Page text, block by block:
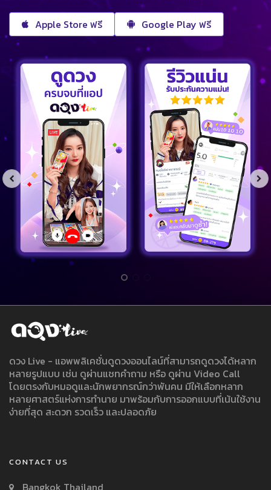
Apple Store ฟรี Google Play ฟรี
ดวง Live - แอพพลิเคชั่นดูดวงออนไลน์ที่สามารถดูดวงได้หลาก
หลายรูปแบบ เช่น ดูผ่านแชทคำถาม หรือ ดูผ่าน Video Call
โดยตรงกับหมอดูและนักพยากรณ์กว่าพันคน มีให้เลือกหลาก
หลายศาสตร์แห่งการทำนาย มาพร้อมกับการออกแบบที่เน้นใช้งาน
ง่ายที่สุด สะดวก รวดเร็ว และปลอดภัย
CONTACT US